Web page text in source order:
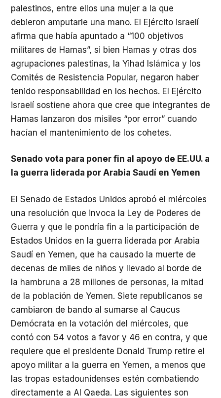
palestinos, entre ellos una mujer a la que
debieron amputarle una mano. El Ejército israelí
afirma que había apuntado a “100 objetivos
militares de Hamas”, si bien Hamas y otras dos
agrupaciones palestinas, la Yihad Islámica y los
Comités de Resistencia Popular, negaron haber
tenido responsabilidad en los hechos. El Ejército
israelí sostiene ahora que cree que integrantes de
Hamas lanzaron dos misiles “por error” cuando
hacían el mantenimiento de los cohetes.
Senado vota para poner fin al apoyo de EE.UU. a
la guerra liderada por Arabia Saudí en Yemen
El Senado de Estados Unidos aprobó el miércoles
una resolución que invoca la Ley de Poderes de
Guerra y que le pondría fin a la participación de
Estados Unidos en la guerra liderada por Arabia
Saudí en Yemen, que ha causado la muerte de
decenas de miles de niños y llevado al borde de
la hambruna a 28 millones de personas, la mitad
de la población de Yemen. Siete republicanos se
cambiaron de bando al sumarse al Caucus
Demócrata en la votación del miércoles, que
contó con 54 votos a favor y 46 en contra, y que
requiere que el presidente Donald Trump retire el
apoyo militar a la guerra en Yemen, a menos que
las tropas estadounidenses estén combatiendo
directamente a Al Qaeda. Las siguientes son